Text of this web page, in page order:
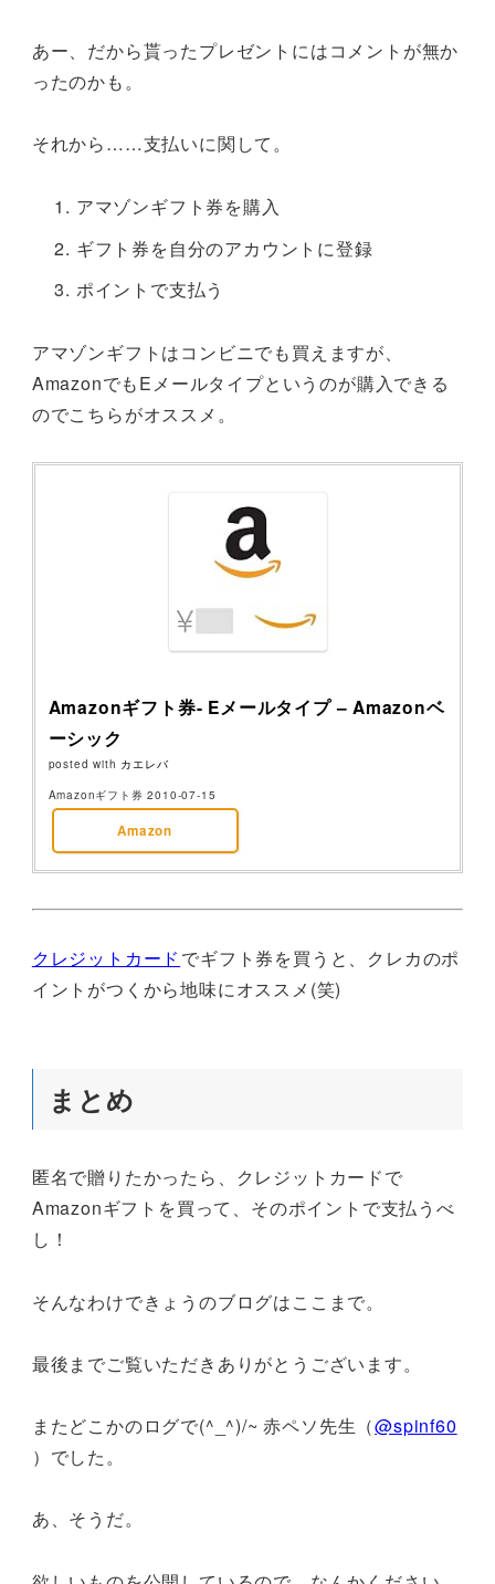
あー、だから貰ったプレゼントにはコメントが無か
ったのかも。
それから……支払いに関して。
アマゾンギフト券を購入
ギフト券を自分のアカウントに登録
ポイントで支払う
アマゾンギフトはコンビニでも買えますが、
AmazonでもEメールタイプというのが購入できる
のでこちらがオススメ。
Amazonギフト券- Eメールタイプ – Amazonベ
ーシック
posted with カエレバ
Amazonギフト券 2010-07-15
Amazon
クレジットカード でギフト券を買うと、クレカのポ
イントがつくから地味にオススメ(笑)
まとめ
匿名で贈りたかったら、クレジットカードで
Amazonギフトを買って、そのポイントで支払うべ
し！
そんなわけできょうのブログはここまで。
最後までご覧いただきありがとうございます。
またどこかのログで(^_^)/~ 赤ペソ先生（@spinf60
）でした。
あ、そうだ。